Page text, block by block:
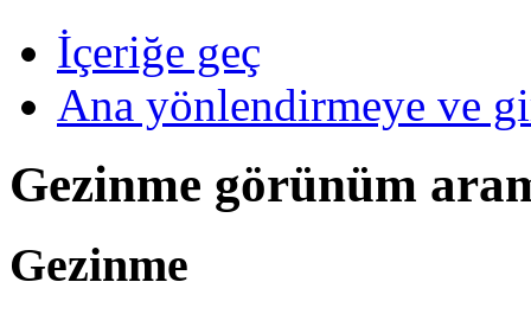
İçeriğe geç
Ana yönlendirmeye ve
Gezinme görünüm
Gezinme